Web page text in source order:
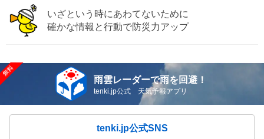
いざという時にあわてないために
確かな情報と行動で防災力アップ
雨雲レーダーで雨を回避！
tenki.jp公式 天気予報アプリ
tenki.jp公式SNS